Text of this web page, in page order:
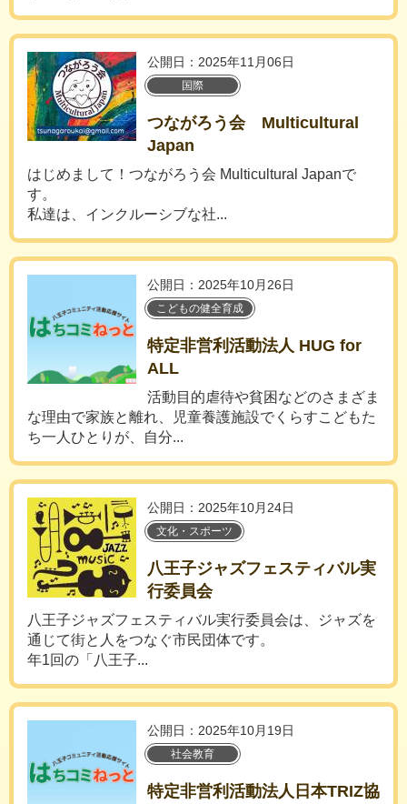
公開日：2025年11月06日
国際
つながろう会 Multicultural
Japan
はじめまして！つながろう会 Multicultural Japanで
す。
私達は、インクルーシブな社...
公開日：2025年10月26日
こどもの健全育成
特定非営利活動法人 HUG for
ALL
活動目的虐待や貧困などのさまざま
な理由で家族と離れ、児童養護施設でくらすこどもた
ち一人ひとりが、自分...
公開日：2025年10月24日
文化・スポーツ
八王子ジャズフェスティバル実
行委員会
八王子ジャズフェスティバル実行委員会は、ジャズを
通じて街と人をつなぐ市民団体です。
年1回の「八王子...
公開日：2025年10月19日
社会教育
特定非営利活動法人日本TRIZ協